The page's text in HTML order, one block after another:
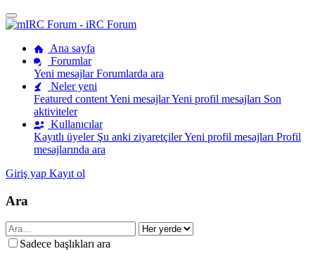
Ana sayfa
Forumlar
Yeni mesajlarForumlarda ara
Neler yeni
Featured contentYeni mesajlarYeni profil mesajları Son
aktiviteler
Kullanıcılar
Kayıtlı üyeler Şu anki ziyaretçilerYeni profil mesajları Profil
mesajlarında ara
Giriş yap Kayıt ol
Ara
Sadece başlıkları ara